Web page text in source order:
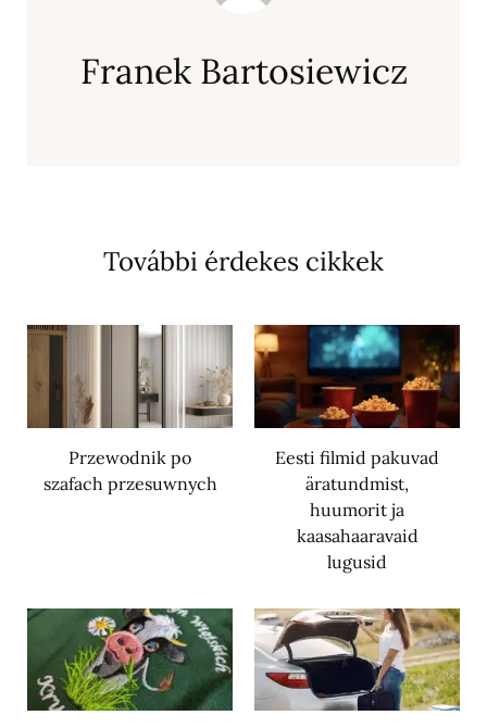
Franek Bartosiewicz
További érdekes cikkek
Przewodnik po
szafach przesuwnych
Eesti filmid pakuvad
äratundmist,
huumorit ja
kaasahaaravaid
lugusid